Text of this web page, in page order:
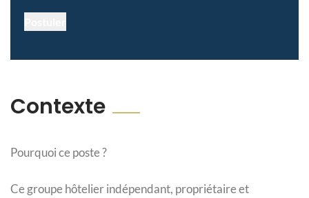
Contexte
Pourquoi ce poste ?
Ce groupe hôtelier indépendant, propriétaire et